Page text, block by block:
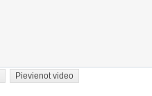
Pievienot video